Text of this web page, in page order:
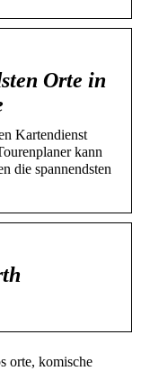
Orte in
Kartendienst
kann
die spannendsten
orte, komische